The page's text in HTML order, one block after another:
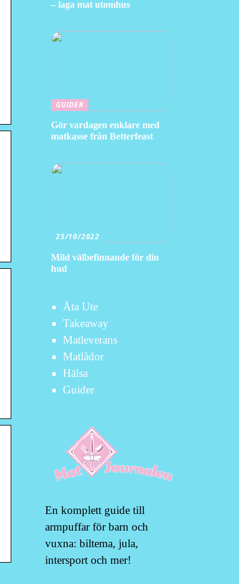
– laga mat utomhus
GUIDER
Gör vardagen enklare med
matkasse från Betterfeast
25/10/2022
Mild välbefinnande för din
hud
Äta Ute
Takeaway
Matleverans
Matlådor
Hälsa
Guider
En komplett guide till
armpuffar för barn och
vuxna: biltema, jula,
intersport och mer!